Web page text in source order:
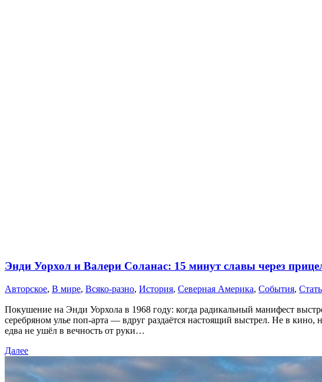
Энди Уорхол и Валери Соланас: 15 минут славы через
Авторское, В мире, Всяко-разно, История, Северная Америка, События,
Покушение на Энди Уорхола в 1968 году: когда радикальный манифест
серебряном улье поп-арта — вдруг раздаётся настоящий выстрел. Не в
едва не ушёл в вечность от руки…
Далее